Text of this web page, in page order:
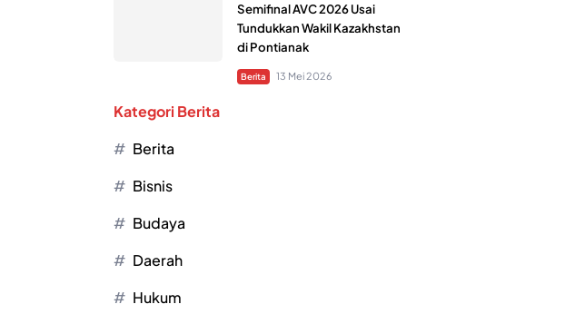
Semifinal AVC 2026 Usai
Tundukkan Wakil Kazakhstan
di Pontianak
Berita 13 Mei 2026
Kategori Berita
Berita
Bisnis
Budaya
Daerah
Hukum